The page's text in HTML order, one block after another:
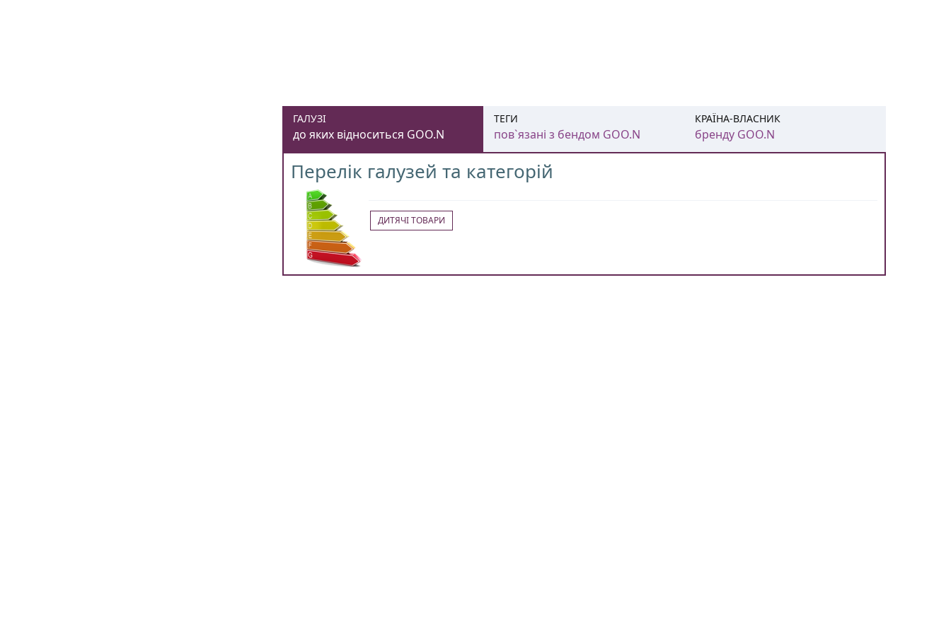
ГАЛУЗІ
до яких відноситься GOO.N
Перелік галузей та категорій
ДИТЯЧІ ТОВАРИ
ТЕГИ
пов`язані з бендом GOO.N
КРАЇНА-ВЛАСНИК
бренду GOO.N